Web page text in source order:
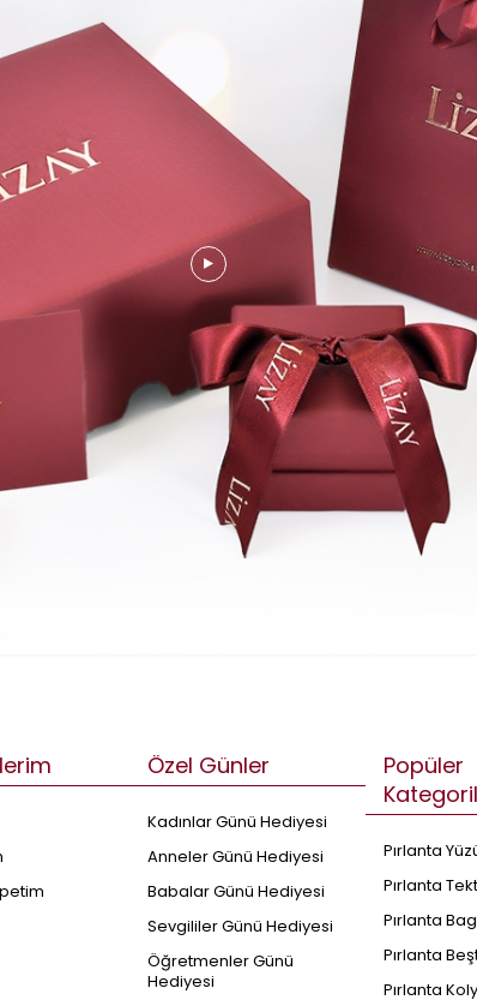
Özel Günler
Kadınlar Günü Hediyesi
Anneler Günü Hediyesi
Babalar Günü Hediyesi
Sevgililer Günü Hediyesi
Öğretmenler Günü
Hediyesi
Popüler
Pırlanta
Pırlanta
Pırlanta
Pırlanta
Pırlanta